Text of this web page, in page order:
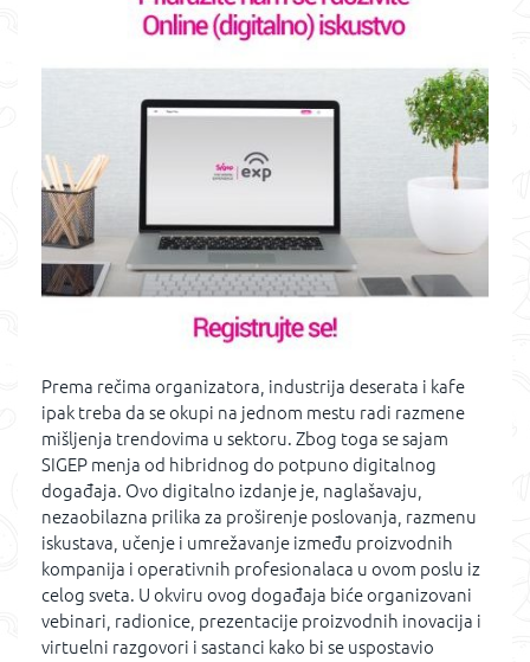
Prema rečima organizatora, industrija deserata i kafe
ipak treba da se okupi na jednom mestu radi razmene
mišljenja trendovima u sektoru. Zbog toga se sajam
SIGEP menja od hibridnog do potpuno digitalnog
događaja. Ovo digitalno izdanje je, naglašavaju,
nezaobilazna prilika za proširenje poslovanja, razmenu
iskustava, učenje i umrežavanje između proizvodnih
kompanija i operativnih profesionalaca u ovom poslu iz
celog sveta. U okviru ovog događaja biće organizovani
vebinari, radionice, prezentacije proizvodnih inovacija i
virtuelni razgovori i sastanci kako bi se uspostavio